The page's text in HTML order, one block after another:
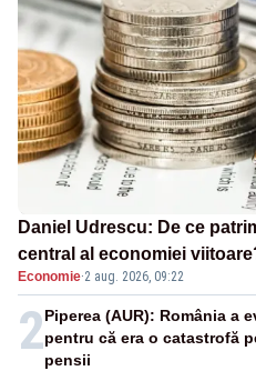
Daniel Udrescu: De ce
central al economiei
Economie·2 aug. 2026, 09:22
2Piperea (AUR): România a
pentru că era o catastrofă
pensii